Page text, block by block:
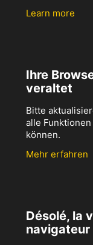
Learn more
Ihre
veraltet
Bitte
alle
können.
Mehr erfahren
Désolé, la
navigateur